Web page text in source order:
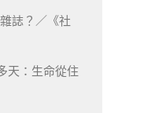
誌？／《社
天：生命從住